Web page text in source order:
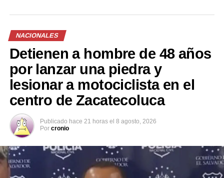
circunstancias del hecho.
El tramo de la carretera registró congestión vehicular
mientras se realizaban las labores de atención a los
lesionados y el retiro de los vehículos involucrados.
NACIONALES
Detienen a hombre de 48 años
por lanzar una piedra y
lesionar a motociclista en el
centro de Zacatecoluca
Publicado hace 21 horas el 8 agosto, 2026
Por cronio